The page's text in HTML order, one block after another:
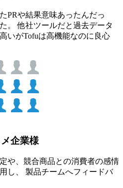
PRや結果意味あったんだっ
。 他社ツールだと過去データ
いがTofuは高機能なのに良心
企業様
や、競合商品との消費者の感情
し、 製品チームへフィードバ